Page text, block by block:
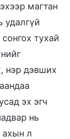
магтан
удалгүй
тухай
нэр дэвших
эх эгч
нь
ахын л